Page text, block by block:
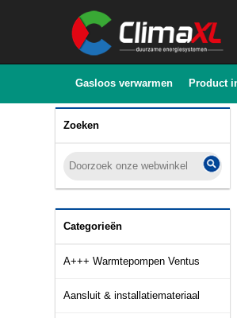
Gasloos verwarmen Product
Zoeken
Categorieën
A+++ Warmtepompen Ventus
Aansluit & installatiemateriaal